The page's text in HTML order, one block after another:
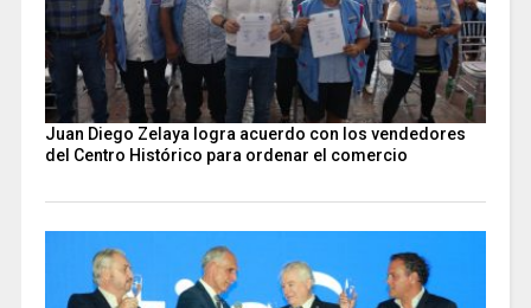
Juan Diego Zelaya logra acuerdo con los vendedores
del Centro Histórico para ordenar el comercio